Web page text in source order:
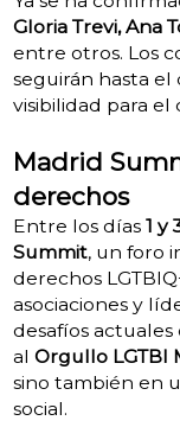
Gloria Trevi, Ana
entre otros. Los
seguirán hasta el
visibilidad para el
Madrid
derechos
Entre los días 1 y
Summit, un foro
derechos
asociaciones y
desafíos
al Orgullo LGTBI
sino también en
social.